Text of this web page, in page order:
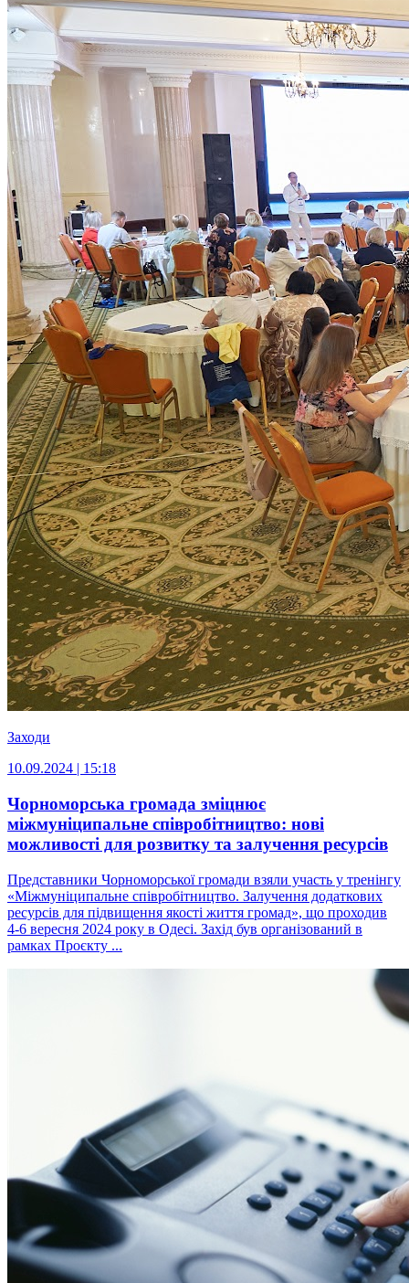
Заходи
10.09.2024 | 15:18
Чорноморська громада зміцнює
міжмуніципальне співробітництво: нові
можливості для розвитку та залучення ресурсів
Представники Чорноморської громади взяли участь у тренінгу
«Міжмуніципальне співробітництво. Залучення додаткових
ресурсів для підвищення якості життя громад», що проходив
4-6 вересня 2024 року в Одесі. Захід був організований в
рамках Проєкту ...